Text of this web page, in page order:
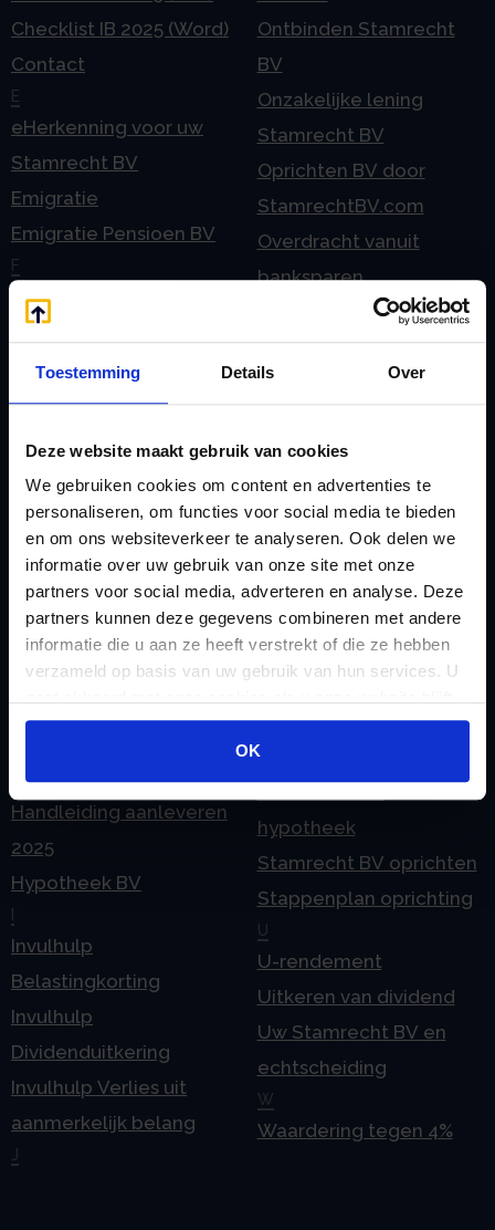
Toestemming Details Over
Deze website maakt gebruik van cookies
We gebruiken cookies om content en advertenties te
personaliseren, om functies voor social media te bieden
en om ons websiteverkeer te analyseren. Ook delen we
informatie over uw gebruik van onze site met onze
partners voor social media, adverteren en analyse. Deze
partners kunnen deze gegevens combineren met andere
informatie die u aan ze heeft verstrekt of die ze hebben
verzameld op basis van uw gebruik van hun services. U
gebruiken.
OK
Checklist IB 2025 (Word)
Contact
E
eHerkenning voor uw
Stamrecht BV
Emigratie
Emigratie Pensioen BV
F
Fiscale waardering
omzetten
G
Geleidebiljet jaarstukken
2024
Geleidebiljet jaarstukken
2025
Handleiding aanleveren
2023
2024
Handleiding aanleveren
2025
Hypotheek BV
Invulhulp
Belastingkorting
Invulhulp
Dividenduitkering
Invulhulp Verlies uit
aanmerkelijk belang
J
Ontbinden Stamrecht
BV
Onzakelijke lening
Stamrecht BV
Oprichten BV door
StamrechtBV.com
Overdracht vanuit
banksparen
Overgang naar
Stamrecht BV
P
Pensioen BV bij
overlijden
Pensioen BV en
echtscheiding
Pensioen in de
jaarrekening
Spaar BV presentatie
Stamrecht BV
hypotheek
Stamrecht BV oprichten
Stappenplan oprichting
U
U-rendement
Uitkeren van dividend
Uw Stamrecht BV en
echtscheiding
W
Waardering tegen 4%